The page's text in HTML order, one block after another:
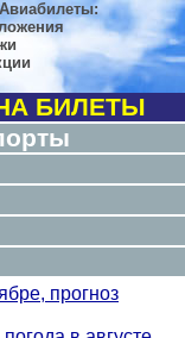
БИЛЕТЫ
прогноз